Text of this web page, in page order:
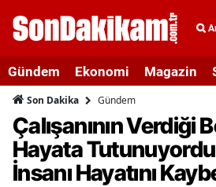
Gündem Ekonomi Magazin
Son Dakika Gündem
Çalışanının Verdiği
Hayata
İnsanı Hayatını